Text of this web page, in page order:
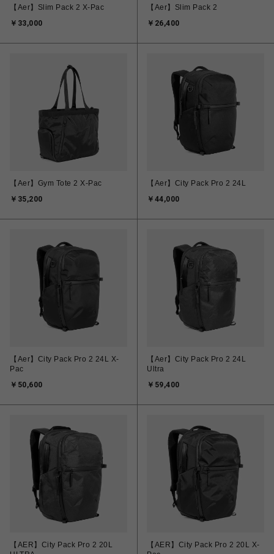
【Aer】Slim Pack 2 X-Pac
￥33,000
【Aer】Slim Pack 2
￥26,400
【Aer】Gym Tote 2 X-Pac
￥35,200
【Aer】City Pack Pro 2 24L
￥44,000
【Aer】City Pack Pro 2 24L X-
Pac
￥50,600
【Aer】City Pack Pro 2 24L
Ultra
￥59,400
【AER】City Pack Pro 2 20L
【AER】City Pack Pro 2 20L X-